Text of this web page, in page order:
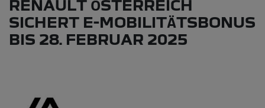
RENAULT ÖSTERREICH
SICHERT E-MOBILITÄTSBONUS
BIS 28. FEBRUAR 2025